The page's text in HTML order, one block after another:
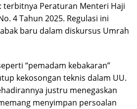
terbitnya Peraturan Menteri Haji
4 Tahun 2025. Regulasi ini
baru dalam diskursus Umrah
“pemadam kebakaran”
kekosongan teknis dalam UU.
justru menegaskan
menyimpan persoalan